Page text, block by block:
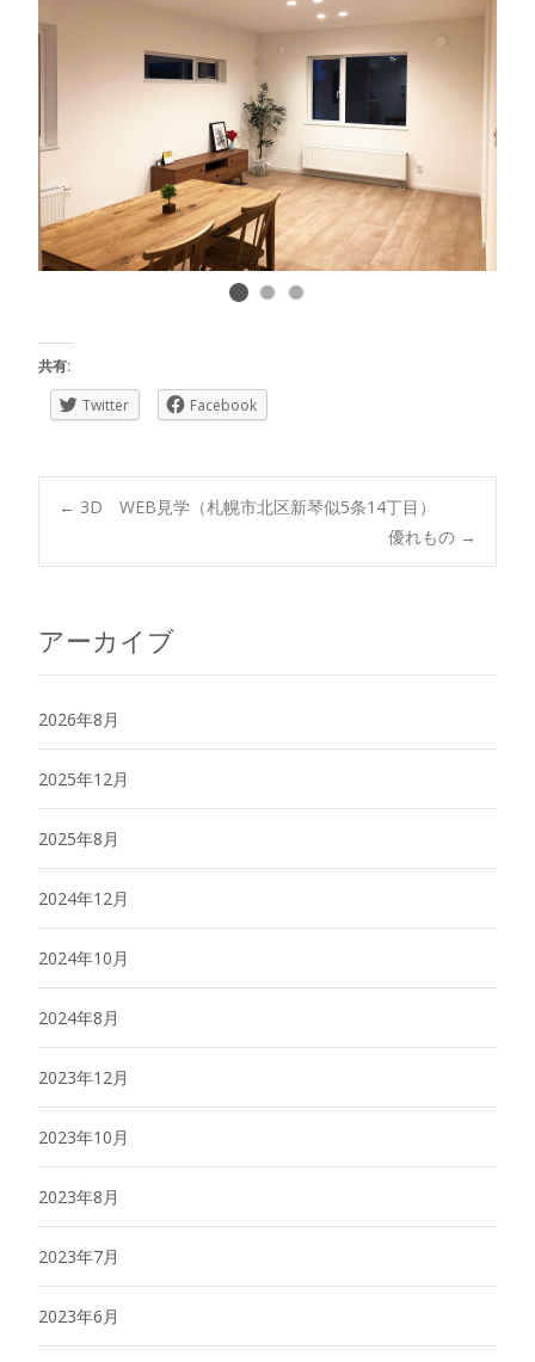
共有:
Twitter Facebook
Post
← 3D WEB見学（札幌市北区新琴似5条14丁目）
優れもの →
アーカイブ
2026年8月
2025年12月
2025年8月
2024年12月
2024年10月
2024年8月
2023年12月
2023年10月
2023年8月
2023年7月
2023年6月